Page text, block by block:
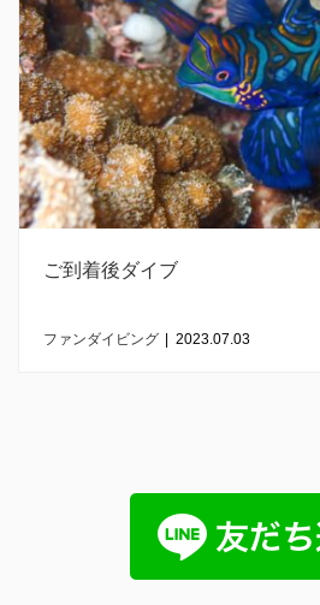
ご到着後ダイブ
ファンダイビング | 2023.07.03